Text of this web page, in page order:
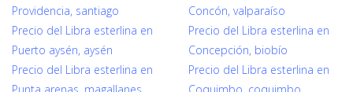
Providencia, santiago
Precio del Libra esterlina en
Puerto aysén, aysén
Precio del Libra esterlina en
Concón, valparaíso
Precio del Libra esterlina en
Concepción, biobío
Precio del Libra esterlina en